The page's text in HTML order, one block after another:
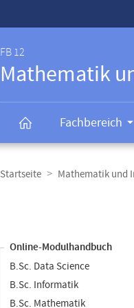
FB 12
Mathematik
Fachbereich
Navigation
Startseite Mathematik und
Online-Modulhandbuch
B.Sc. Data Science
B.Sc. Informatik
B.Sc. Mathematik